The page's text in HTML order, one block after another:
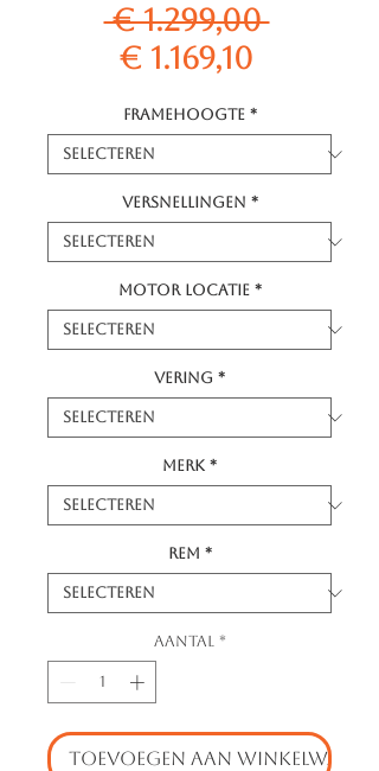
€ 1.299,00
€ 1.169,10
Framehoogte *
Versnellingen *
Motor locatie *
Vering *
Merk *
Rem *
Aantal *
TOEVOEGEN AAN WINKELWAGEN